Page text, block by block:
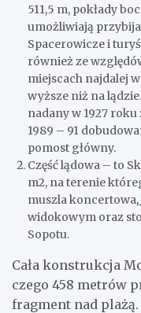
511,5 m, pokłady
umożliwiają
Spacerowicze i
również ze
miejscach najdalej
wyższe niż na
nadany w 1927 roku
1989 – 91
pomost główny.
Część lądowa – to
m2, na terenie
muszla koncertowa
widokowym oraz
Sopotu.
Cała konstrukcja
czego 458 metrów
fragment nad plażą.